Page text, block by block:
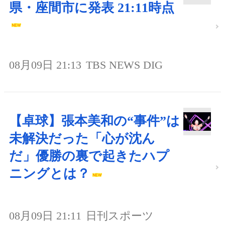
県・座間市に発表 21:11時点
08月09日 21:13 TBS NEWS DIG
【卓球】張本美和の“事件”は
未解決だった「心が沈ん
だ」優勝の裏で起きたハプ
ニングとは？
08月09日 21:11 日刊スポーツ